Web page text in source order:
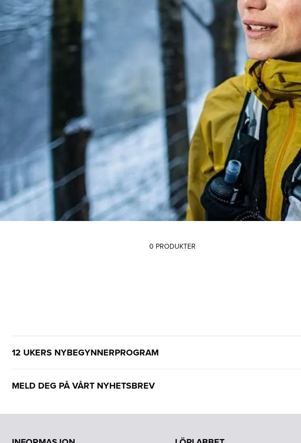
Produktliste
0 PRODUKTER
12 UKERS NYBEGYNNERPROGRAM
MELD DEG PÅ VÅRT NYHETSBREV